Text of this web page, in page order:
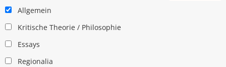
Allgemein
Kritische Theorie / Philosophie
Essays
Regionalia